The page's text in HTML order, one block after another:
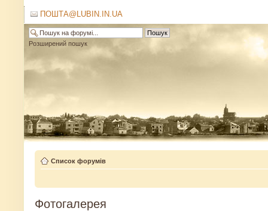
ПОШТА@LUBIN.IN.UA
Розширений пошук
Список форумів
Фотогалерея